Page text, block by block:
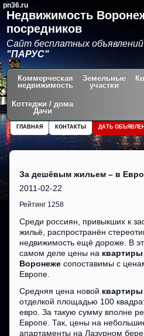
pn36.ru
Недвижимость
посредников
Сайт бесплатных
"ПАРУС"
Коммерческая
недвижимость
Земельные
участки
Коттеджи / дома
Дачи
ДАТЬ
КОНТАКТЫ
ГЛАВНАЯ
За дешёвым жильем – в
2011-02-22
Рейтинг 1258
Среди россиян, привыкших к
жильё, распространён
недвижимость ещё дороже. В
самом деле цены на
Воронеже сопоставимы с
Европе.
Средняя цена новой
отделкой площадью 100
евро. За такую сумму вполне
Европе. Так, цены на
апартаменты на Лазурном